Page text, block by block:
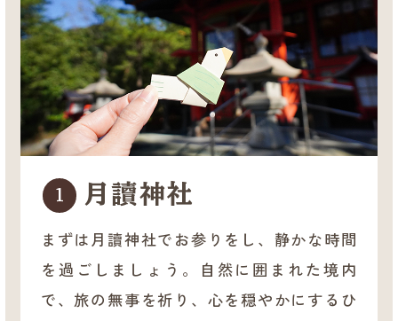
1 月讀神社
まずは月讀神社でお参りをし、静かな時間
を過ごしましょう。自然に囲まれた境内
で、旅の無事を祈り、心を穏やかにするひ